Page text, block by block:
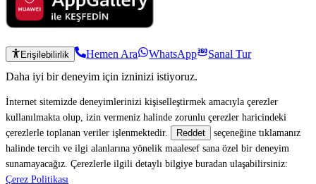
Erişilebilirlik Hemen Ara WhatsApp
Sanal Tur
Daha iyi bir deneyim için izninizi istiyoruz.
İnternet sitemizde deneyimlerinizi kişiselleştirmek amacıyla çerezler
kullanılmakta olup, izin vermeniz halinde zorunlu çerezler haricindeki
çerezlerle toplanan veriler işlenmektedir.
Reddet
seçeneğine tıklamanız
halinde tercih ve ilgi alanlarına yönelik maalesef sana özel bir deneyim
sunamayacağız. Çerezlerle ilgili detaylı bilgiye buradan ulaşabilirsiniz:
Çerez Politikası